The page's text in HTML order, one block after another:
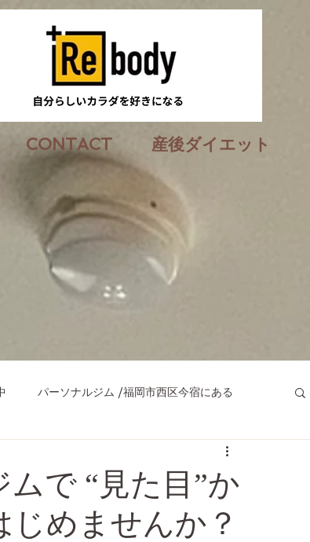
CONTACT 産後ダイエット
パーソナルジム /福岡市西区今宿にある
で “見た目”か
めませんか？